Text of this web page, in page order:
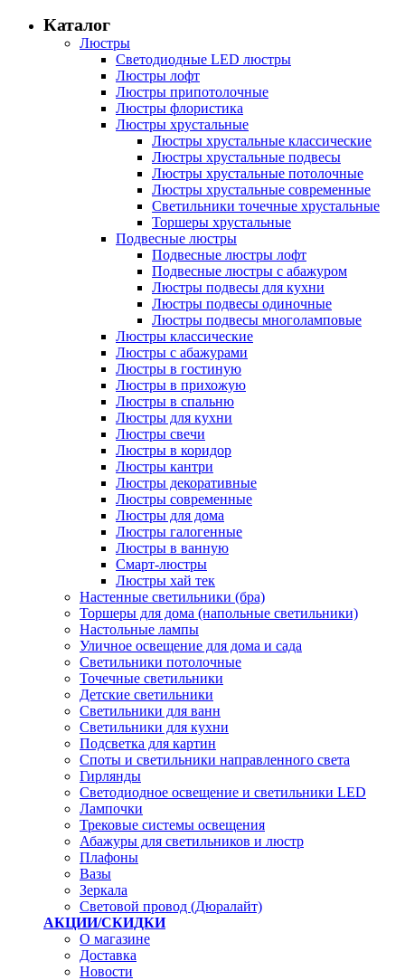
Каталог
Люстры
Светодиодные LED люстры
Люстры лофт
Люстры припотолочные
Люстры флористика
Люстры хрустальные
Люстры хрустальные классические
Люстры хрустальные подвесы
Люстры хрустальные потолочные
Люстры хрустальные современные
Светильники точечные хрустальные
Торшеры хрустальные
Подвесные люстры
Подвесные люстры лофт
Подвесные люстры с абажуром
Люстры подвесы для кухни
Люстры подвесы одиночные
Люстры подвесы многоламповые
Люстры классические
Люстры с абажурами
Люстры в гостиную
Люстры в прихожую
Люстры в спальню
Люстры для кухни
Люстры свечи
Люстры в коридор
Люстры кантри
Люстры декоративные
Люстры современные
Люстры для дома
Люстры галогенные
Люстры в ванную
Смарт-люстры
Люстры хай тек
Настенные светильники (бра)
Торшеры для дома (напольные светильники)
Настольные лампы
Уличное освещение для дома и сада
Светильники потолочные
Точечные светильники
Детские светильники
Светильники для ванн
Светильники для кухни
Подсветка для картин
Споты и светильники направленного света
Гирлянды
Светодиодное освещение и светильники LED
Лампочки
Трековые системы освещения
Абажуры для светильников и люстр
Плафоны
Вазы
Зеркала
Световой провод (Дюралайт)
АКЦИИ/СКИДКИ
О магазине
Доставка
Новости